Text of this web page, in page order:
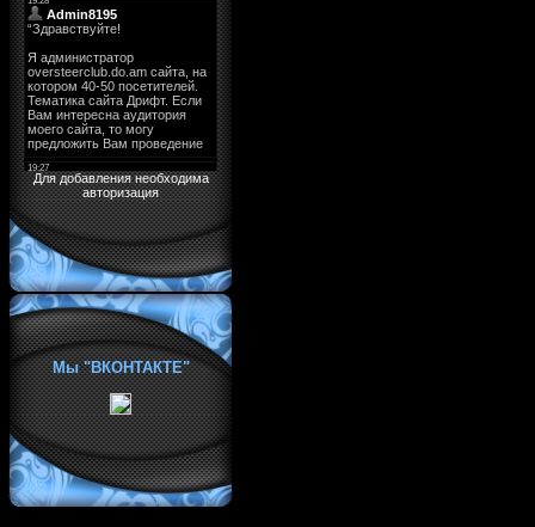
Для добавления необходима
авторизация
Мы "ВКОНТАКТЕ"